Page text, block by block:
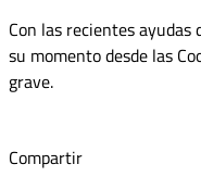
Con las recientes
su momento desde las
grave.
Compartir